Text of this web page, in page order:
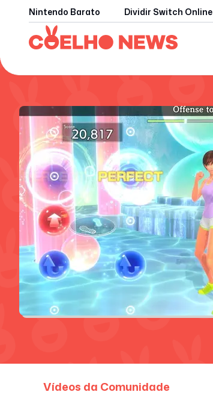
Nintendo Barato Dividir Switch Online
Vídeos da Comunidade